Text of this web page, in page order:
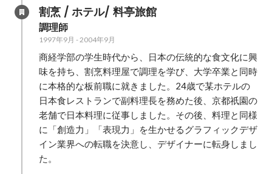
割烹 / ホテル/ 料亭旅館
調理師
1997年9月 -2004年9月
商経学部の学生時代から、日本の伝統的な食文化に興
味を持ち、割烹料理屋で調理を学び、大学卒業と同時
に本格的な板前職に就きました。24歳で某ホテルの
日本食レストランで副料理長を務めた後、京都祇園の
老舗で日本料理に従事しました。その後、料理と同様
に「創造力」「表現力」を生かせるグラフィックデザ
イン業界への転職を決意し、デザイナーに転身しまし
た。